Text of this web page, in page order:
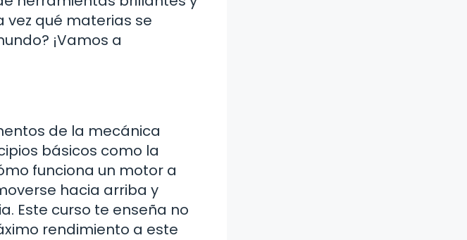
qué materias se
¡Vamos a
de la mecánica
básicos como la
funciona un motor a
hacia arriba y
Este curso te enseña no
rendimiento a este